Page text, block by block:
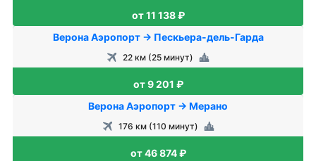
от 11 138 ₽
Верона Аэропорт → Пескьера-дель-Гарда
22 км (25 минут)
от 9 201 ₽
Верона Аэропорт → Мерано
176 км (110 минут)
от 46 874 ₽